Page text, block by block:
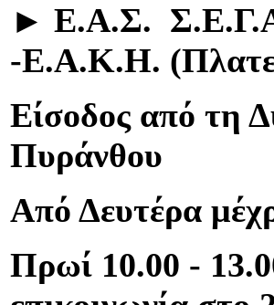
► Ε.Α.Σ.
-Ε.Α.Κ.Η.
Είσοδος από τη
Πυράνθου
Από Δευτέρα
Πρωί 10.00 -